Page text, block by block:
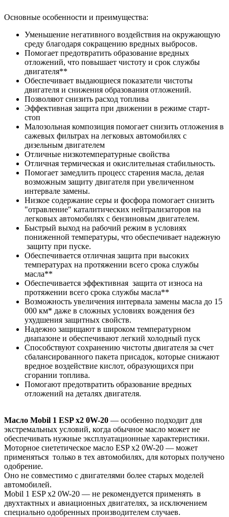
Основные особенности и преимущества:
Уменьшение негативного воздействия на окружающую
среду благодаря сокращению вредных выбросов.
Помогает предотвратить образование вредных
отложений, что повышает чистоту и срок службы
двигателя**
Обеспечивает выдающиеся показатели чистоты
двигателя и снижения образования отложений.
Позволяют снизить расход топлива
Эффективная защита при движении в режиме старт-
стоп
Малозольная композиция помогает снизить отложения в
сажевых фильтрах на легковых автомобилях с
дизельным двигателем
Отличные низкотемпературные свойства
Отличная термическая и окислительная стабильность.
Помогает замедлить процесс старения масла, делая
возможным защиту двигателя при увеличенном
интервале замены.
Низкое содержание серы и фосфора помогает снизить
"отравление" каталитических нейтрализаторов на
легковых автомобилях с бензиновым двигателем.
Быстрый выход на рабочий режим в условиях
пониженной температуры, что обеспечивает надежную
защиту при пуске.
Обеспечивается отличная защита при высоких
температурах на протяжении всего срока службы
масла**
Обеспечивается эффективная защита от износа на
протяжении всего срока службы масла**
Возможность увеличения интервала замены масла до 15
000 км* даже в сложных условиях вождения без
ухудшения защитных свойств.
Надежно защищают в широком температурном
диапазоне и обеспечивают легкий холодный пуск
Способствуют сохранению чистоты двигателя за счет
сбалансированного пакета присадок, которые снижают
вредное воздействие кислот, образующихся при
сгорании топлива.
Помогают предотвратить образование вредных
отложений на деталях двигателя.
Масло Mobil 1 ESP x2 0W-20 — особенно подходит для
экстремальных условий, когда обычное масло может не
обеспечивать нужные эксплуатационные характеристики.
Моторное сиететическое масло ESP x2 0W-20 — может
применяться только в тех автомобилях, для которых получено
одобрение.
Оно не совместимо с двигателями более старых моделей
автомобилей.
Mobil 1 ESP x2 0W-20 — не рекомендуется применять в
двухтактных и авиационных двигателях, за исключением
специально одобренных производителем случаев.